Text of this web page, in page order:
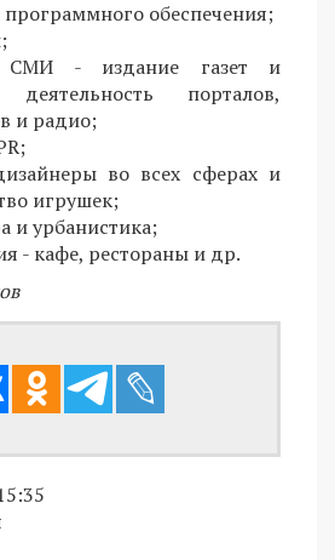
программного обеспечения;
- издание газет и
деятельность порталов,
и радио;
во всех сферах и
игрушек;
и урбанистика;
- кафе, рестораны и др.